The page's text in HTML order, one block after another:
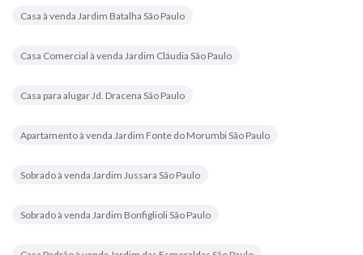
Casa à venda Jardim Batalha São Paulo
Casa Comercial à venda Jardim Cláudia São Paulo
Casa para alugar Jd. Dracena São Paulo
Apartamento à venda Jardim Fonte do Morumbi São Paulo
Sobrado à venda Jardim Jussara São Paulo
Sobrado à venda Jardim Bonfiglioli São Paulo